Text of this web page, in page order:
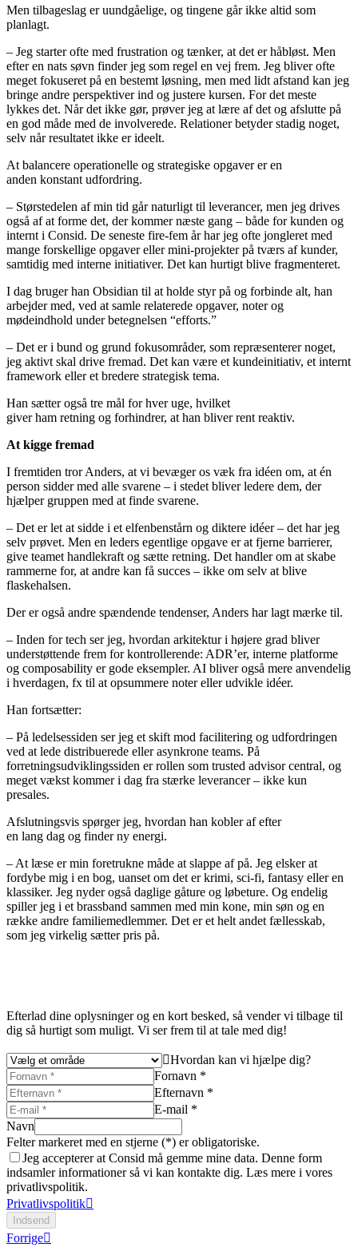
Men tilbageslag er uundgåelige, og tingene går ikke altid som
planlagt.
– Jeg starter ofte med frustration og tænker, at det er håbløst. Men
efter en nats søvn finder jeg som regel en vej frem. Jeg bliver ofte
meget fokuseret på en bestemt løsning, men med lidt afstand kan jeg
bringe andre perspektiver ind og justere kursen. For det meste
lykkes det. Når det ikke gør, prøver jeg at lære af det og afslutte på
en god måde med de involverede. Relationer betyder stadig noget,
selv når resultatet ikke er ideelt.
At balancere operationelle og strategiske opgaver er en
anden konstant udfordring.
– Størstedelen af min tid går naturligt til leverancer, men jeg drives
også af at forme det, der kommer næste gang – både for kunden og
internt i Consid. De seneste fire-fem år har jeg ofte jongleret med
mange forskellige opgaver eller mini-projekter på tværs af kunder,
samtidig med interne initiativer. Det kan hurtigt blive fragmenteret.
I dag bruger han Obsidian til at holde styr på og forbinde alt, han
arbejder med, ved at samle relaterede opgaver, noter og
mødeindhold under betegnelsen “efforts.”
– Det er i bund og grund fokusområder, som repræsenterer noget,
jeg aktivt skal drive fremad. Det kan være et kundeinitiativ, et internt
framework eller et bredere strategisk tema.
Han sætter også tre mål for hver uge, hvilket
giver ham retning og forhindrer, at han bliver rent reaktiv.
At kigge fremad
I fremtiden tror Anders, at vi bevæger os væk fra idéen om, at én
person sidder med alle svarene – i stedet bliver ledere dem, der
hjælper gruppen med at finde svarene.
– Det er let at sidde i et elfenbenstårn og diktere idéer – det har jeg
selv prøvet. Men en leders egentlige opgave er at fjerne barrierer,
give teamet handlekraft og sætte retning. Det handler om at skabe
rammerne for, at andre kan få succes – ikke om selv at blive
flaskehalsen.
Der er også andre spændende tendenser, Anders har lagt mærke til.
– Inden for tech ser jeg, hvordan arkitektur i højere grad bliver
understøttende frem for kontrollerende: ADR’er, interne platforme
og composability er gode eksempler. AI bliver også mere anvendelig
i hverdagen, fx til at opsummere noter eller udvikle idéer.
Han fortsætter:
– På ledelsessiden ser jeg et skift mod facilitering og udfordringen
ved at lede distribuerede eller asynkrone teams. På
forretningsudviklingssiden er rollen som trusted advisor central, og
meget vækst kommer i dag fra stærke leverancer – ikke kun
presales.
Afslutningsvis spørger jeg, hvordan han kobler af efter
en lang dag og finder ny energi.
– At læse er min foretrukne måde at slappe af på. Jeg elsker at
fordybe mig i en bog, uanset om det er krimi, sci-fi, fantasy eller en
klassiker. Jeg nyder også daglige gåture og løbeture. Og endelig
spiller jeg i et brassband sammen med min kone, min søn og en
række andre familiemedlemmer. Det er et helt andet fællesskab,
som jeg virkelig sætter pris på.
Efterlad dine oplysninger og en kort besked, så vender vi tilbage til
dig så hurtigt som muligt. Vi ser frem til at tale med dig!
Hvordan kan vi hjælpe dig?
Fornavn *
Efternavn *
E-mail *
Navn
Felter markeret med en stjerne (*) er obligatoriske.
Jeg accepterer at Consid må gemme mine data. Denne form
indsamler informationer så vi kan kontakte dig. Læs mere i vores
privatlivspolitik.
Privatlivspolitik
Indsend
Forrige